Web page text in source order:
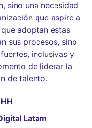
sino una necesidad
que aspire a
adoptan estas
sus procesos, sino
inclusivas y
de liderar la
de talento.
Latam